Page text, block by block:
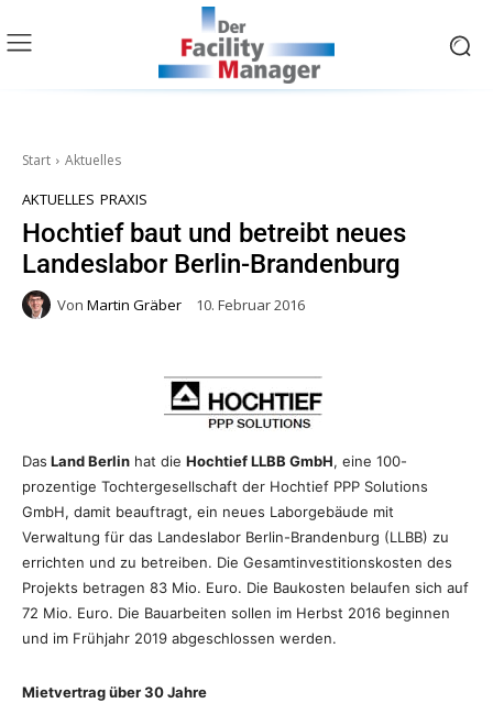
Start Aktuelles
AKTUELLES PRAXIS
Hochtief baut und betreibt neues
Landeslabor Berlin-Brandenburg
Von Martin Gräber 10. Februar 2016
Das Land Berlin hat die Hochtief LLBB GmbH, eine 100-
prozentige Tochtergesellschaft der Hochtief PPP Solutions
GmbH, damit beauftragt, ein neues Laborgebäude mit
Verwaltung für das Landeslabor Berlin-Brandenburg (LLBB) zu
errichten und zu betreiben. Die Gesamtinvestitionskosten des
Projekts betragen 83 Mio. Euro. Die Baukosten belaufen sich auf
72 Mio. Euro. Die Bauarbeiten sollen im Herbst 2016 beginnen
und im Frühjahr 2019 abgeschlossen werden.
Mietvertrag über 30 Jahre